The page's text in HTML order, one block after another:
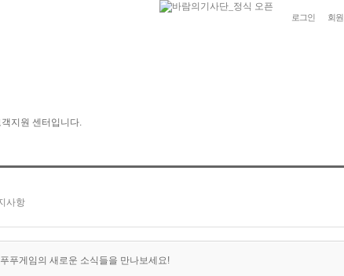
로그인 회
푸푸게임의 새로운 소식들을 만나보세요!